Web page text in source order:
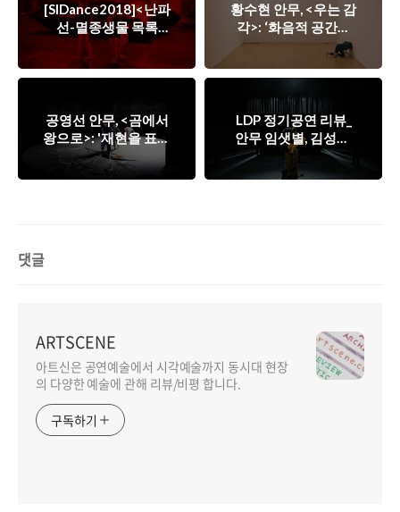
[SIDance2018]<난파
선-멸종생물 목록
(WRECK-List of
Extinct Species)>:
‘현상학적이고 상징적
황수현 안무, <우는 감
각>: ‘화음적 공간과
이동하는 시선’
공영선 안무, <곰에서
왕으로>: '재현을 표면
의 수행으로 전도시키
기'
LDP 정기공연 리뷰_
안무 임샛별, 김성현,
이정민
댓글
ARTSCENE
아트신은 공연예술에서 시각예술까지 동시대 현장
의 다양한 예술에 관해 리뷰/비평 합니다.
구독하기